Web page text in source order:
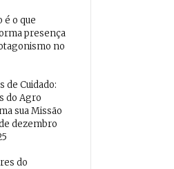
é o que
presença
no
de Cuidado:
do Agro
sua Missão
dezembro
do